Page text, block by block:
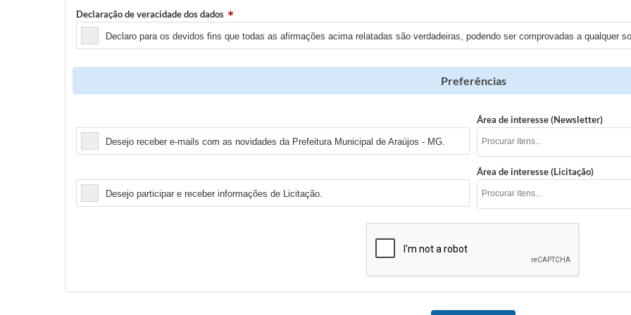
Declaração de veracidade dos dados
Declaro para os devidos fins que todas as afirmações acima relatadas são verdadeiras, podendo ser comprovadas a qualquer
Preferências
Desejo receber e-mails com as novidades da Prefeitura Municipal de Araújos - MG.
Área de interesse (Newsletter)
Desejo participar e receber informações de Licitação.
Área de interesse (Licitação)